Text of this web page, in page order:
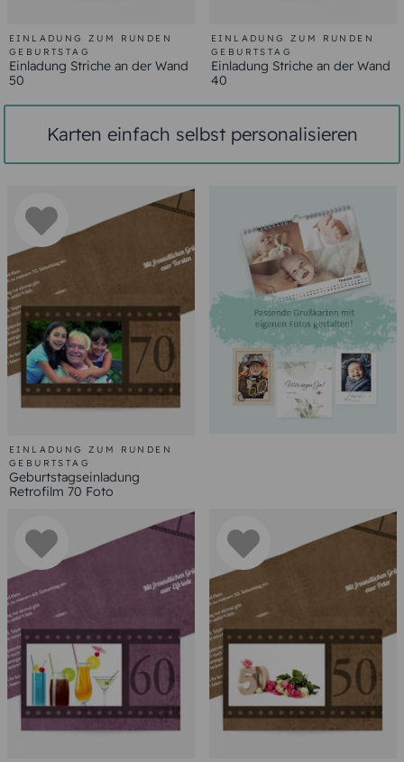
EINLADUNG ZUM RUNDEN
GEBURTSTAG
Einladung Striche an der Wand
50
EINLADUNG ZUM RUNDEN
GEBURTSTAG
Einladung Striche an der Wand
40
Karten einfach selbst personalisieren
EINLADUNG ZUM RUNDEN
GEBURTSTAG
Geburtstagseinladung
Retrofilm 70 Foto